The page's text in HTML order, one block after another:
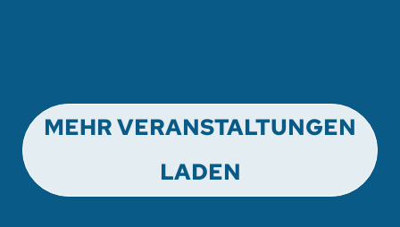
MEHR VERANSTALTUNGEN
LADEN